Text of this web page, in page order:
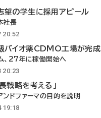
望の学生に採用アピール
社長
20:52
バイオ薬CDMO工場が完成
、27年に稼働開始へ
20:23
戦略を考える」
ンドファーマの目的を説明
19:18